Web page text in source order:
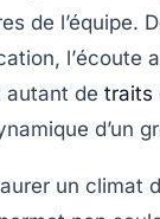
de l’équipe.
, l’écoute
autant de traits
d’un
un climat